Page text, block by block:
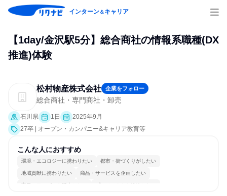
インターン＆キャリア
【1day/金沢駅5分】総合商社の情報系職種(DX
推進)体験
松村物産株式会社 企業をフォロー
総合商社・専門商社・卸売
石川県 1日
2025年9月
27卒 | オープン・カンパニー&キャリア教育等
こんな人におすすめ
環境・エコロジーに携わりたい 都市・街づくりがしたい
地域貢献に携わりたい 商品・サービスを企画したい
商品・サービスを販売したい プロジェクトを推進したい